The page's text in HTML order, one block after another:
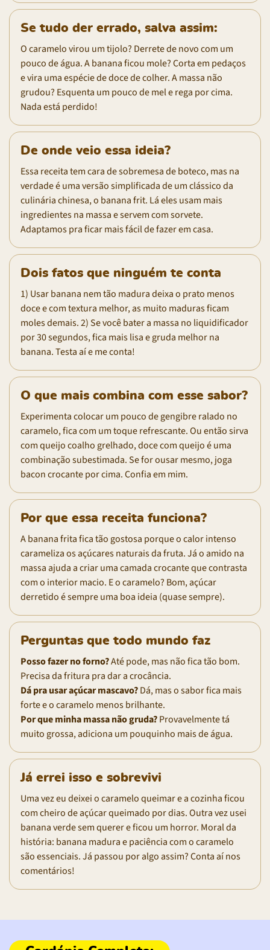
Se tudo der errado, salva assim:
O caramelo virou um tijolo? Derrete de novo com um
pouco de água. A banana ficou mole? Corta em pedaços
e vira uma espécie de doce de colher. A massa não
grudou? Esquenta um pouco de mel e rega por cima.
Nada está perdido!
De onde veio essa ideia?
Essa receita tem cara de sobremesa de boteco, mas na
verdade é uma versão simplificada de um clássico da
culinária chinesa, o banana frit. Lá eles usam mais
ingredientes na massa e servem com sorvete.
Adaptamos pra ficar mais fácil de fazer em casa.
Dois fatos que ninguém te conta
1) Usar banana nem tão madura deixa o prato menos
doce e com textura melhor, as muito maduras ficam
moles demais. 2) Se você bater a massa no liquidificador
por 30 segundos, fica mais lisa e gruda melhor na
banana. Testa aí e me conta!
O que mais combina com esse sabor?
Experimenta colocar um pouco de gengibre ralado no
caramelo, fica com um toque refrescante. Ou então sirva
com queijo coalho grelhado, doce com queijo é uma
combinação subestimada. Se for ousar mesmo, joga
bacon crocante por cima. Confia em mim.
Por que essa receita funciona?
A banana frita fica tão gostosa porque o calor intenso
carameliza os açúcares naturais da fruta. Já o amido na
massa ajuda a criar uma camada crocante que contrasta
com o interior macio. E o caramelo? Bom, açúcar
derretido é sempre uma boa ideia (quase sempre).
Perguntas que todo mundo faz
Posso fazer no forno?Até pode, mas não fica tão bom.
Precisa da fritura pra dar a crocância.
Dá pra usar açúcar mascavo?Dá, mas o sabor fica mais
forte e o caramelo menos brilhante.
Por que minha massa não gruda?Provavelmente tá
muito grossa, adiciona um pouquinho mais de água.
Já errei isso e sobrevivi
Uma vez eu deixei o caramelo queimar e a cozinha ficou
com cheiro de açúcar queimado por dias. Outra vez usei
banana verde sem querer e ficou um horror. Moral da
história: banana madura e paciência com o caramelo
são essenciais. Já passou por algo assim? Conta aí nos
comentários!